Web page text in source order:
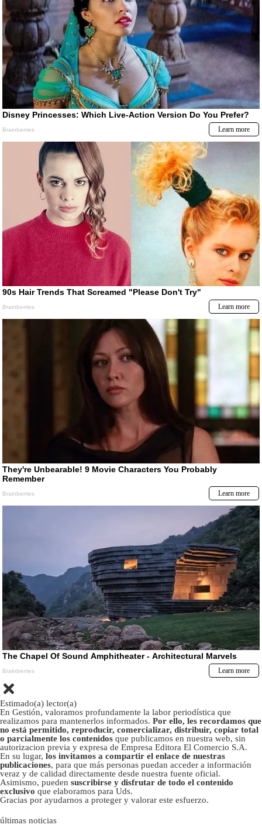
Estimado(a) lector(a)
En Gestión, valoramos profundamente la labor periodística que
realizamos para mantenerlos informados. Por ello, les recordamos que
no está permitido, reproducir, comercializar, distribuir, copiar total
o parcialmente los contenidos que publicamos en nuestra web, sin
autorizacion previa y expresa de Empresa Editora El Comercio S.A.
En su lugar, los invitamos a compartir el enlace de nuestras
publicaciones, para que más personas puedan acceder a información
veraz y de calidad directamente desde nuestra fuente oficial.
Asimismo, pueden suscribirse y disfrutar de todo el contenido
exclusivo que elaboramos para Uds.
Gracias por ayudarnos a proteger y valorar este esfuerzo.
últimas noticias